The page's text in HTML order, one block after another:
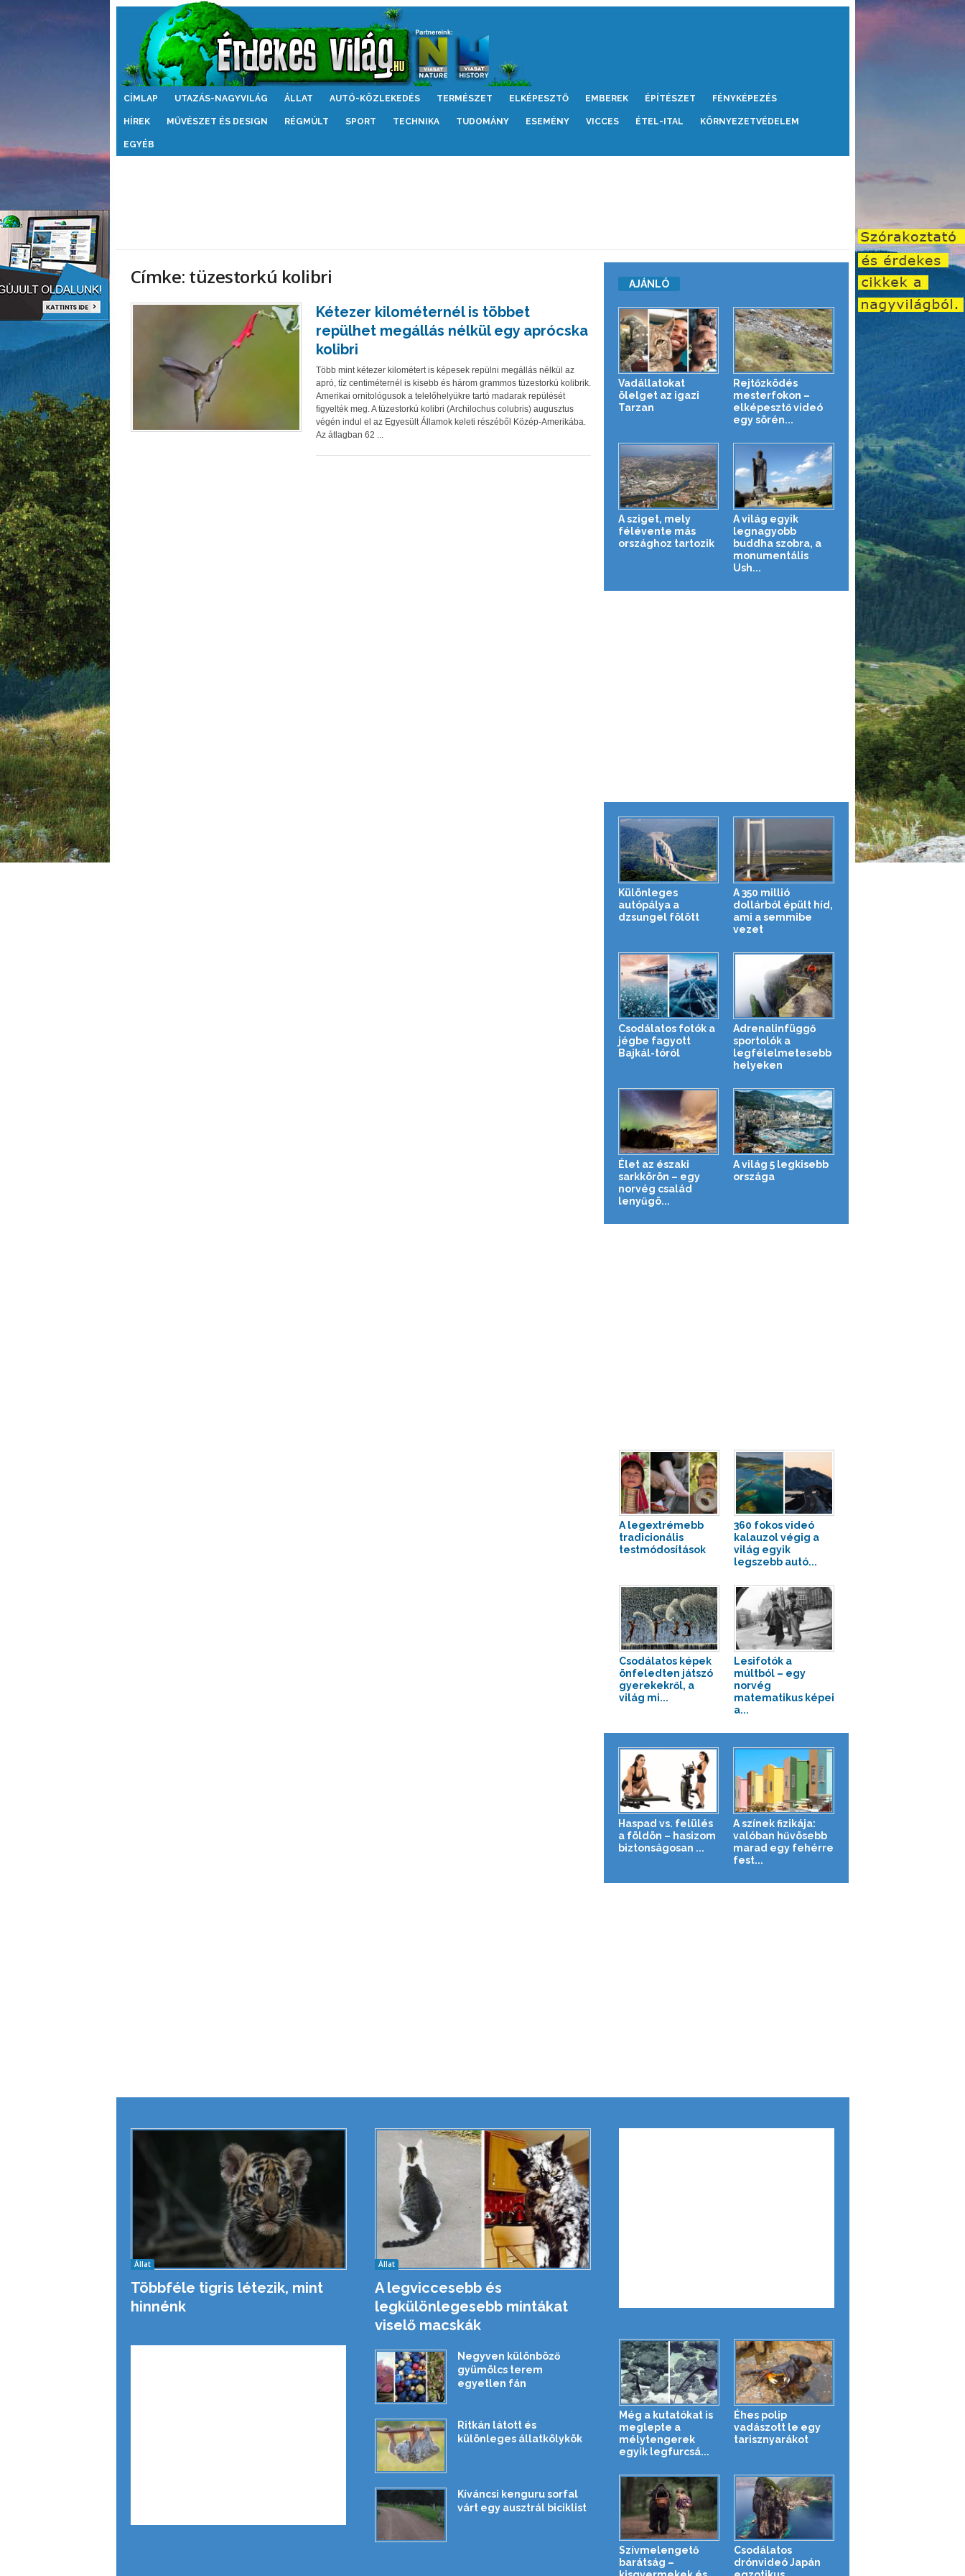
Érdekes
CÍMLAP UTAZÁS-NAGYVILÁG ÁLLAT AUTÓ-KÖZLEKEDÉS TERMÉSZET ELKÉPESZTŐ EMBEREK ÉPÍTÉSZET FÉNYKÉPEZÉS
HÍREK MŰVÉSZET ÉS DESIGN RÉGMÚLT SPORT TECHNIKA TUDOMÁNY ESEMÉNY VICCES ÉTEL-ITAL KÖRNYEZETVÉDELEM
EGYÉB
Címke: tüzestorkú kolibri
Kétezer kilométernél is többet
repülhet megállás nélkül egy aprócska
kolibri
Több mint kétezer kilométert is képesek repülni megállás nélkül az
apró, tíz centiméternél is kisebb és három grammos tüzestorkú kolibrik.
Amerikai ornitológusok a telelőhelyükre tartó madarak repülését
figyelték meg. A tüzestorkú kolibri (Archilochus colubris) augusztus
végén indul el az Egyesült Államok keleti részéből Közép-Amerikába.
Az átlagban 62 ...
AJÁNLÓ
Vadállatokat
ölelget az igazi
Tarzan
Rejtőzködés
mesterfokon –
elképesztő videó
egy sörén...
A sziget, mely
félévente más
országhoz tartozik
A világ egyik
legnagyobb
buddha szobra, a
monumentális
Ush...
Különleges
autópálya a
dzsungel fölött
A 350 millió
dollárból épült híd,
ami a semmibe
vezet
Csodálatos fotók a
jégbe fagyott
Bajkál-tóról
Adrenalinfüggő
sportolók a
legfélelmetesebb
helyeken
Élet az északi
sarkkörön – egy
norvég család
lenyűgö...
A világ 5 legkisebb
országa
A legextrémebb
tradicionális
testmódosítások
360 fokos videó
kalauzol végig a
világ egyik
legszebb autó...
Csodálatos képek
önfeledten játszó
gyerekekről, a
világ mi...
Lesifotók a
múltból – egy
norvég
matematikus képei
a...
Haspad vs. felülés
a földön – hasizom
biztonságosan ...
A színek fizikája:
valóban hűvösebb
marad egy fehérre
fest...
Állat
Többféle tigris létezik, mint
hinnénk
Állat
A legviccesebb és
legkülönlegesebb mintákat
viselő macskák
Negyven különböző
gyümölcs terem
egyetlen fán
Ritkán látott és
különleges állatkölykök
Kíváncsi kenguru sorfal
várt egy ausztrál biciklist
Még a kutatókat is
meglepte a
mélytengerek
egyik legfurcsá...
Éhes polip
vadászott le egy
tarisznyarákot
Szívmelengető
barátság –
Csodálatos
drónvideó Japán